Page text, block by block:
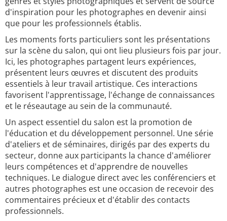
d'inspiration pour les photographes en devenir ainsi
que pour les professionnels établis.
Les moments forts particuliers sont les présentations
sur la scène du salon, qui ont lieu plusieurs fois par jour.
Ici, les photographes partagent leurs expériences,
présentent leurs œuvres et discutent des produits
essentiels à leur travail artistique. Ces interactions
favorisent l'apprentissage, l'échange de connaissances
et le réseautage au sein de la communauté.
Un aspect essentiel du salon est la promotion de
l'éducation et du développement personnel. Une série
d'ateliers et de séminaires, dirigés par des experts du
secteur, donne aux participants la chance d'améliorer
leurs compétences et d'apprendre de nouvelles
techniques. Le dialogue direct avec les conférenciers et
autres photographes est une occasion de recevoir des
commentaires précieux et d'établir des contacts
professionnels.